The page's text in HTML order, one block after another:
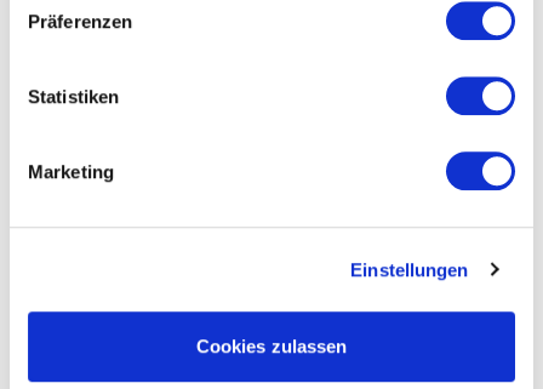
Präferenzen
Statistiken
Marketing
Einstellungen
Cookies zulassen